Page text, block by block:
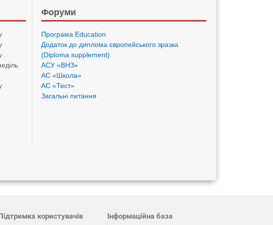
Форуми
Програма Eduсation
Додаток до диплома європейського зразка
(Diploma supplement)
АСУ «ВНЗ»
АС «Школа»
АС «Тест»
Загальні питання
користувачів Інформаційна база